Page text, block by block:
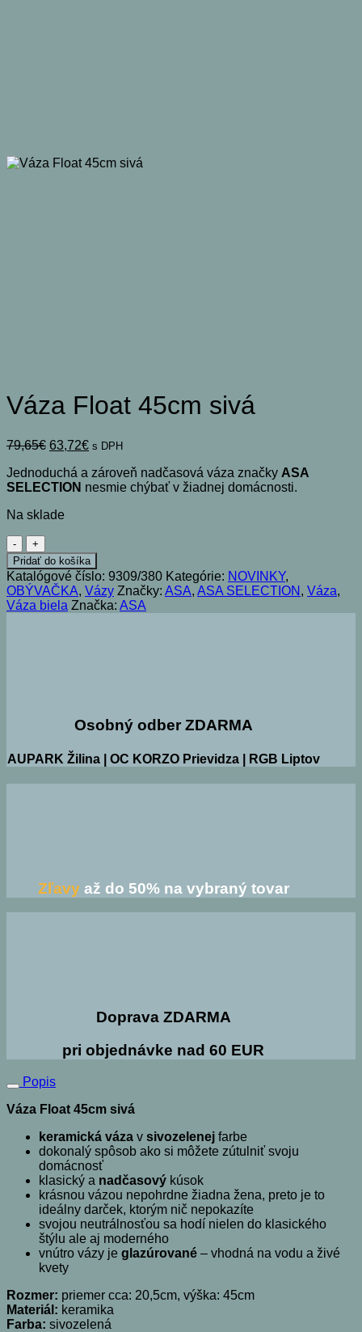
Váza Float 45cm sivá
79,65€ Pôvodná
bola:
79,65€.
63,72€Aktuálna
je:
63,72€.
s DPH
Jednoduchá a zároveň nadčasová váza značky ASA
SELECTION nesmie chýbať v žiadnej domácnosti.
Na sklade
množstvo
Váza
Float
45cm
sivá
Pridať do košíka
Katalógové číslo: 9309/380 Kategórie: NOVINKY,
OBÝVAČKA, Vázy Značky: ASA, ASA SELECTION , Váza,
Váza biela Značka: ASA
Osobný odber ZDARMA
AUPARK Žilina | OC KORZO Prievidza | RGB Liptov
Zľavyaž do 50% na vybraný tovar
Doprava ZDARMA
pri objednávke nad 60 EUR
Popis
Váza Float 45cm sivá
keramická váza v sivozelenej farbe
dokonalý spôsob ako si môžete zútulniť svoju
domácnosť
klasický a nadčasový kúsok
krásnou vázou nepohrdne žiadna žena, preto je to
ideálny darček, ktorým nič nepokazíte
svojou neutrálnosťou sa hodí nielen do klasického
štýlu ale aj moderného
vnútro vázy je glazúrované – vhodná na vodu a živé
kvety
Rozmer: priemer cca: 20,5cm, výška: 45cm
Materiál: keramika
Farba: sivozelená